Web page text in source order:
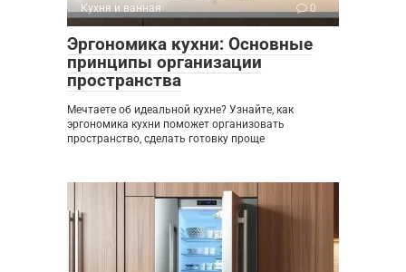
Кухня и ванная 0
Эргономика кухни: Основные
принципы организации
пространства
Мечтаете об идеальной кухне? Узнайте, как
эргономика кухни поможет организовать
пространство, сделать готовку проще